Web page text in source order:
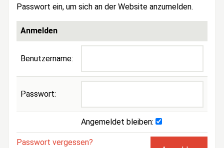
Passwort ein, um sich an der Website anzumelden.
Anmelden
Benutzername:
Passwort:
Angemeldet bleiben:
Passwort vergessen?